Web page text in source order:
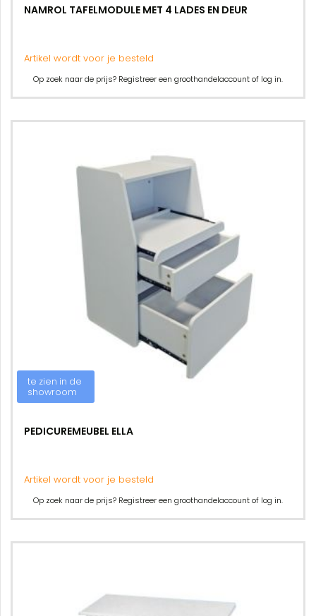
NAMROL TAFELMODULE MET 4 LADES EN DEUR
Artikel wordt voor je besteld
Op zoek naar de prijs? Registreer een groothandelaccount of log in.
te zien in de
showroom
PEDICUREMEUBEL ELLA
Artikel wordt voor je besteld
Op zoek naar de prijs? Registreer een groothandelaccount of log in.